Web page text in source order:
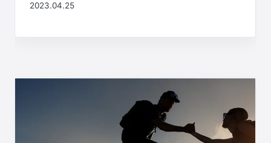
2023.04.25